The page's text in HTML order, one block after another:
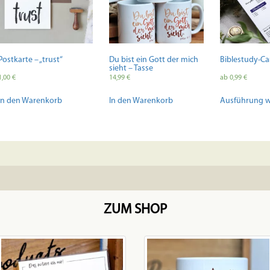
– „trust“
€
den Warenkorb
Du bist ein Gott der mich
sieht – Tasse
14,99 €
In den Warenkorb
Biblestudy-
ab 0,99 €
Ausführung
ZUM SHOP